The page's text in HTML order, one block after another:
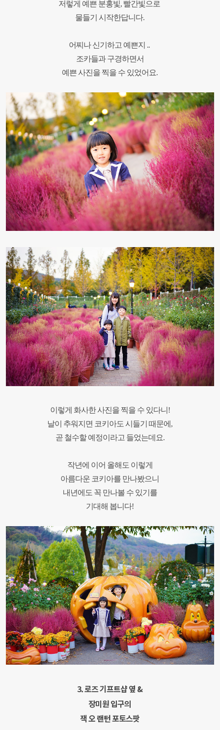
저렇게 예쁜 분홍빛, 빨간빛으로
물들기 시작한답니다.
어찌나 신기하고 예쁜지 ..
조카들과 구경하면서
예쁜 사진을 찍을 수 있었어 요.
이렇게 화사한 사진을 찍을 수 있다니!
날이 추워지면 코키아도 시들기 때문에,
곧 철수할 예정이라고 들었는데요.
작년에 이어 올해도 이렇게
아름다운 코키아를 만나봤으니
내년에도 꼭 만나볼 수 있기를
기대해 봅니다!
3. 로즈 기프트샵 옆 &
장미원 입구의
잭 오 랜턴 포토스팟